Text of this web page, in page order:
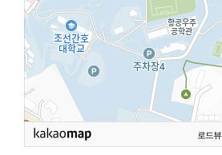
경진대회
POLARIS LOC
POLARIS LOS
TCAT
로드뷰